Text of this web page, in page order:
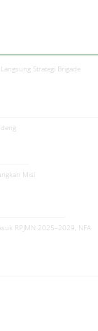
Strategi Brigade
Misi
RPJMN 2025–2029, NFA